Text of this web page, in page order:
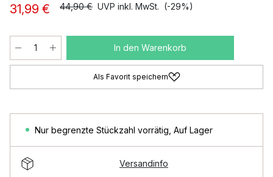
31,99 € 44,90 € UVP inkl. MwSt. (-29%)
In den Warenkorb
Als Favorit speichern
Nur begrenzte Stückzahl vorrätig Auf Lager
Versandinfo